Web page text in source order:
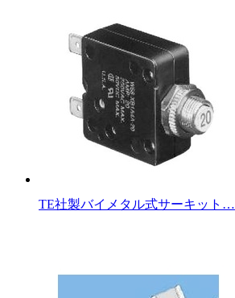
TE社製バイメタル式サーキット…